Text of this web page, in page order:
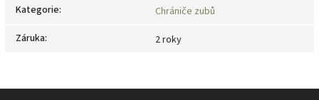
Kategorie:
Chrániče zubů
Záruka: 2 roky